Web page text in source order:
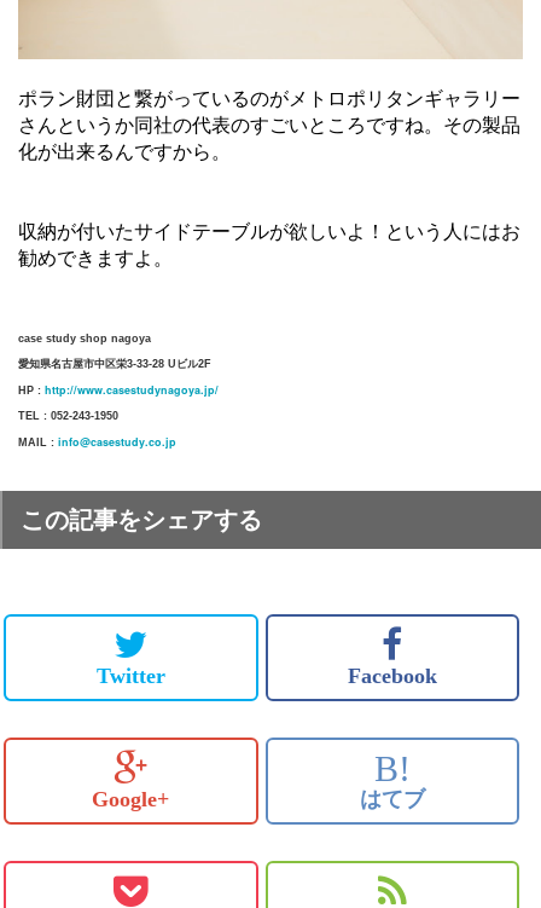
ポラン財団と繋がっているのがメトロポリタンギャラリー
さんというか同社の代表のすごいところですね。その製品
化が出来るんですから。
収納が付いたサイドテーブルが欲しいよ！という人にはお
勧めできますよ。
case study shop nagoya
愛知県名古屋市中区栄3-33-28 Uビル2F
HP : http://www.casestudynagoya.jp/
TEL : 052-243-1950
MAIL : info@casestudy.co.jp
この記事をシェアする
Twitter Facebook
Google+
B!
はてブ